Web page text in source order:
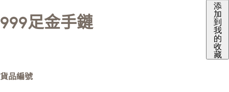
999足金手鏈
添
加
到
我
的
收
藏
貨品編號